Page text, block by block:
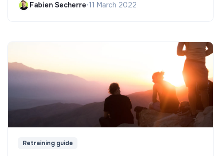
Fabien Secherre•11 March 2022
Retraining guide